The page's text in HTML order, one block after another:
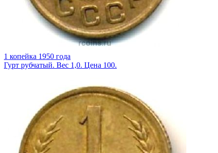
1 копейка 1950 года
Гурт рубчатый. Вес 1,0. Цена 100.